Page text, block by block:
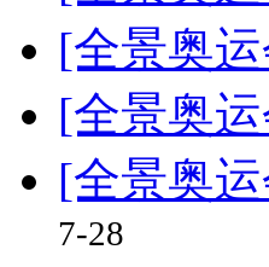
[全景奥
[全景奥
[全景奥
7-28